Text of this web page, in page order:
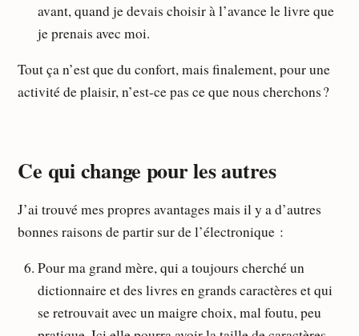
avant, quand je devais choisir à l’avance le livre que
je prenais avec moi.
Tout ça n’est que du confort, mais finalement, pour une
activité de plaisir, n’est-ce pas ce que nous cherchons ?
Ce qui change pour les autres
J’ai trouvé mes propres avantages mais il y a d’autres
bonnes raisons de partir sur de l’électronique :
Pour ma grand mère, qui a toujours cherché un
dictionnaire et des livres en grands caractères et qui
se retrouvait avec un maigre choix, mal foutu, peu